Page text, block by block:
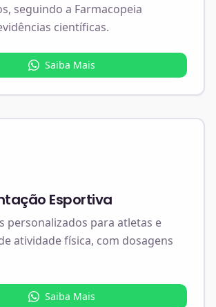
seguindo a Farmacopeia
científicas.
Saiba Mais
Esportiva
personalizados para atletas e
atividade física, com dosagens
Saiba Mais